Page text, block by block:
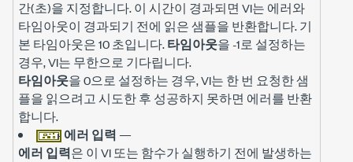
간(초)을 지정합니다. 이 시간이 경과되면 VI는 에러와
타임아웃이 경과되기 전에 읽은 샘플을 반환합니다. 기
본 타임아웃은 10 초입니다.타임아웃을 -1로 설정하는
경우, VI는 무한으로 기다립니다.
타임아웃을 0으로 설정하는 경우, VI는 한 번 요청한 샘
플을 읽으려고 시도한 후 성공하지 못하면 에러를 반환
합니다.
에러 입력 —
에러 입력은 이 VI 또는 함수가 실행하기 전에 발생하는